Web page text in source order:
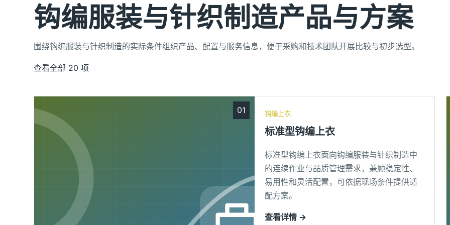
钩编服装与针织制造产品与方案
围绕钩编服装与针织制造的实际条件组织产品、配置与服务信息，便于采购和技术团队开展比较与初步选型。
查看全部 20 项
01 钩编上衣
标准型钩编上衣
标准型钩编上衣面向钩编服装与针织制造中
的连续作业与品质管理需求，兼顾稳定性、
易用性和灵活配置，可依据现场条件提供适
配方案。
查看详情 →